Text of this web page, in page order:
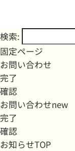
検索:
固定ページ
お問い合わせ
完了
確認
お問い合わせnew
完了
確認
お知らせTOP